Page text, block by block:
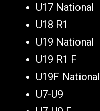
U17 National
U18 R1
U19 National
U19 R1 F
U19F National
U7-U9